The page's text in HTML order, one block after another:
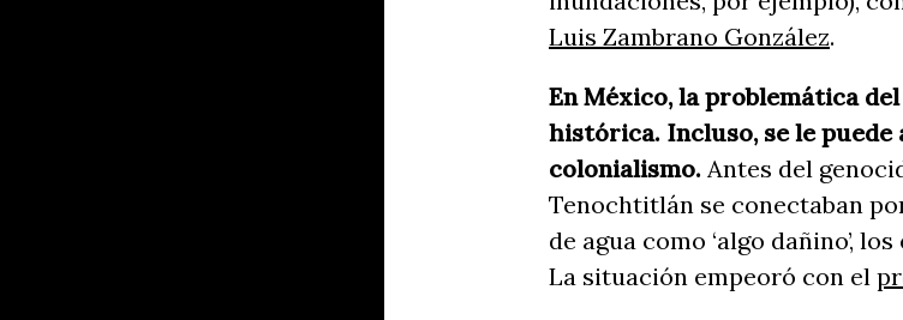
Luis Zambrano González.
En México, la problemática
histórica. Incluso, se le
colonialismo. Antes del
Tenochtitlán se conectaban
de agua como ‘algo dañino’,
La situación empeoró con el